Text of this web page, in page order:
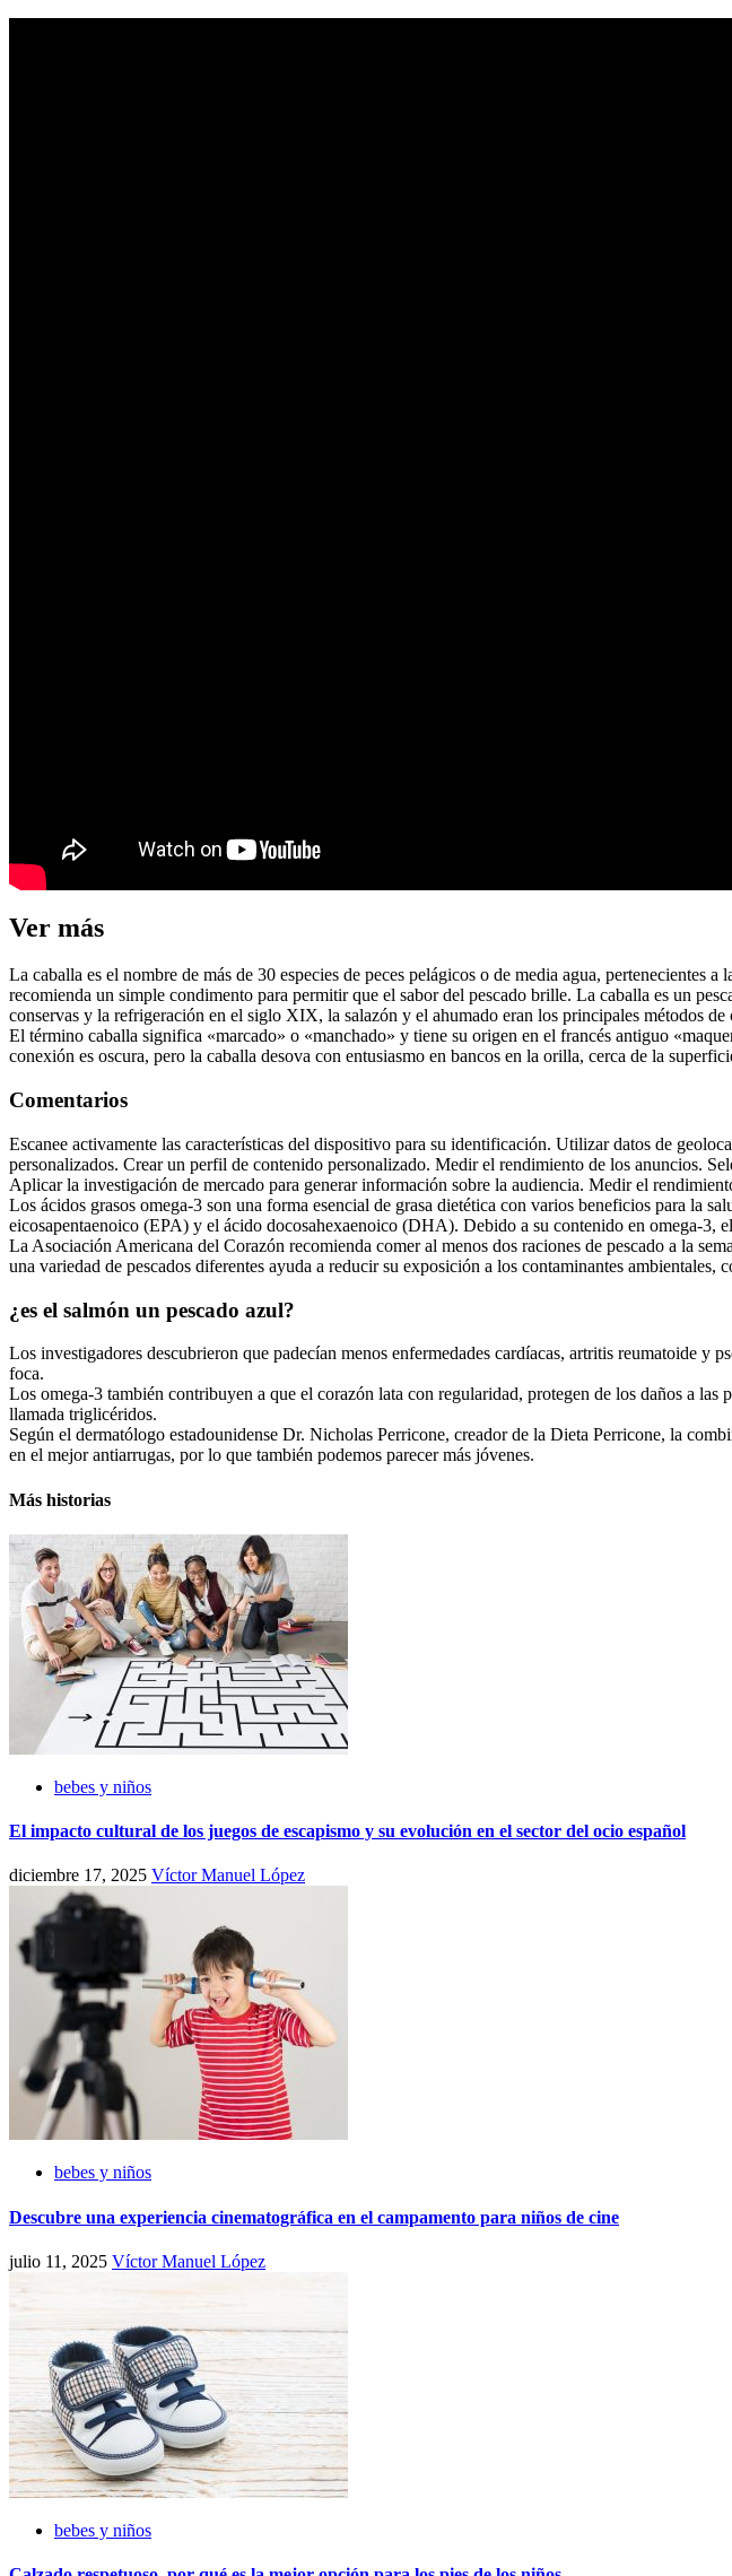
Ver más
La caballa es el nombre de más de 30 especies de peces pelágicos o de media agua,
recomienda un simple condimento para permitir que el sabor del pescado brille. La caballa es un
conservas y la refrigeración en el siglo XIX, la salazón y el ahumado eran los principales métodos
El término caballa significa «marcado» o «manchado» y tiene su origen en el francés antiguo
conexión es oscura, pero la caballa desova con entusiasmo en bancos en la orilla, cerca de la
Comentarios
Escanee activamente las características del dispositivo para su identificación. Utilizar datos de
personalizados. Crear un perfil de contenido personalizado. Medir el rendimiento de los anuncios.
Aplicar la investigación de mercado para generar información sobre la audiencia. Medir el
Los ácidos grasos omega-3 son una forma esencial de grasa dietética con varios beneficios para la
eicosapentaenoico (EPA) y el ácido docosahexaenoico (DHA). Debido a su contenido en omega-3,
La Asociación Americana del Corazón recomienda comer al menos dos raciones de pescado a la
una variedad de pescados diferentes ayuda a reducir su exposición a los contaminantes
¿es el salmón un pescado azul?
Los investigadores descubrieron que padecían menos enfermedades cardíacas, artritis reumatoide y
foca.
Los omega-3 también contribuyen a que el corazón lata con regularidad, protegen de los daños a
llamada triglicéridos.
Según el dermatólogo estadounidense Dr. Nicholas Perricone, creador de la Dieta Perricone, la
en el mejor antiarrugas, por lo que también podemos parecer más jóvenes.
Más historias
bebes y niños
El impacto cultural de los juegos de escapismo y su evolución en el sector del ocio español
diciembre 17, 2025 Víctor Manuel López
bebes y niños
Descubre una experiencia cinematográfica en el campamento para niños de cine
julio 11, 2025 Víctor Manuel López
bebes y niños